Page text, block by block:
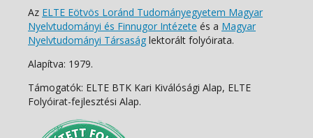
Az ELTE Eötvös Loránd Tudományegyetem Magyar
Nyelvtudományi és Finnugor Intézete és a Magyar
Nyelvtudományi Társaság lektorált folyóirata.
Alapítva: 1979.
Támogatók: ELTE BTK Kari Kiválósági Alap, ELTE
Folyóirat-fejlesztési Alap.